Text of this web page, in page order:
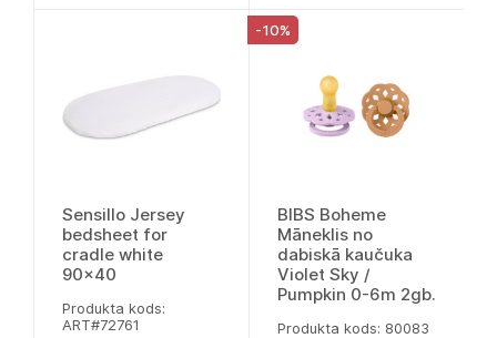
Sensillo Jersey
bedsheet for
cradle white
90x40
Produkta kods:
ART#72761
-10%
BIBS Boheme
Māneklis no
dabiskā kaučuka
Violet Sky /
Pumpkin 0-6m 2gb.
Produkta kods: 80083